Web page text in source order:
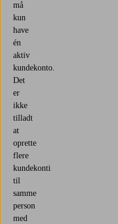
må
kun
have
én
aktiv
kundekonto.
Det
er
ikke
tilladt
at
oprette
flere
kundekonti
til
samme
person
med